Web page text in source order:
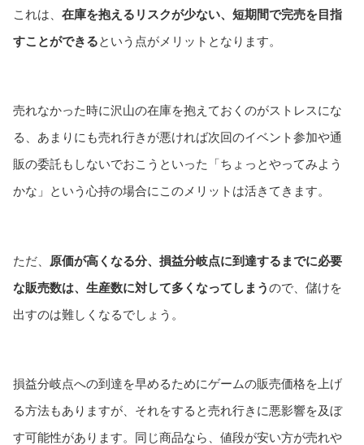
これは、 在庫を抱えるリスクが少ない、短期間で完売を目指
すことができるという点がメリットとなります。
売れなかった時に沢山の在庫を抱えておくのがストレスにな
る、あまりにも売れ行きが悪ければ次回のイベント参加や通
販の委託もしないでおこうといった「ちょっとやってみよう
かな」という心持の場合にこのメリットは活きてきます。
ただ、
原価が高くなる分、損益分岐点に到達するまでに必要
な販売数は、生産数に対して多くなってしまうので、儲けを
出すのは難しくなるでしょう。
損益分岐点への到達を早めるためにゲームの販売価格を上げ
る方法もありますが、それをすると売れ行きに悪影響を及ぼ
す可能性があります。同じ商品なら、値段が安い方が売れや